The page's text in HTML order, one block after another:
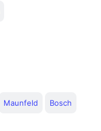
Maunfeld Bosch